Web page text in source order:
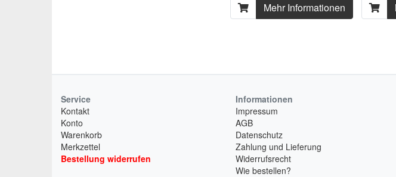
Mehr Informationen
Service
Kontakt
Konto
Warenkorb
Merkzettel
Bestellung widerrufen
Informationen
Impressum
AGB
Datenschutz
Zahlung und Lieferung
Widerrufsrecht
Wie bestellen?